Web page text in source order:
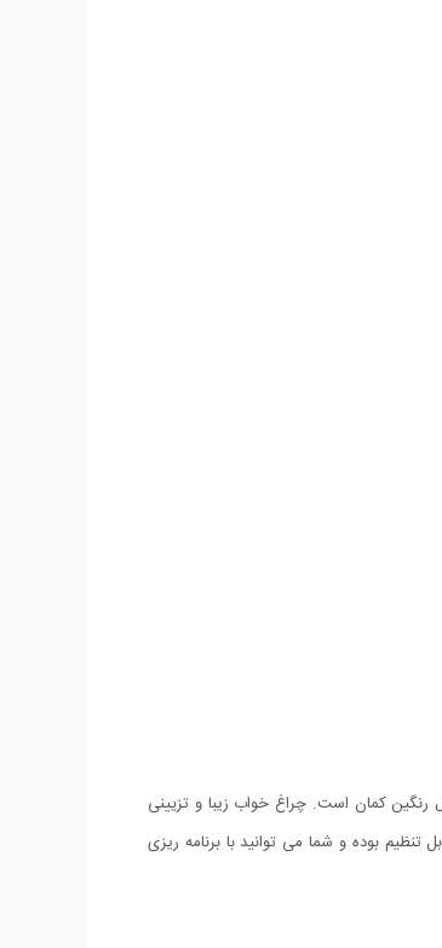
کمان است. چراغ خواب زیبا و تزیینی
بوده و شما می توانید با برنامه ریزی